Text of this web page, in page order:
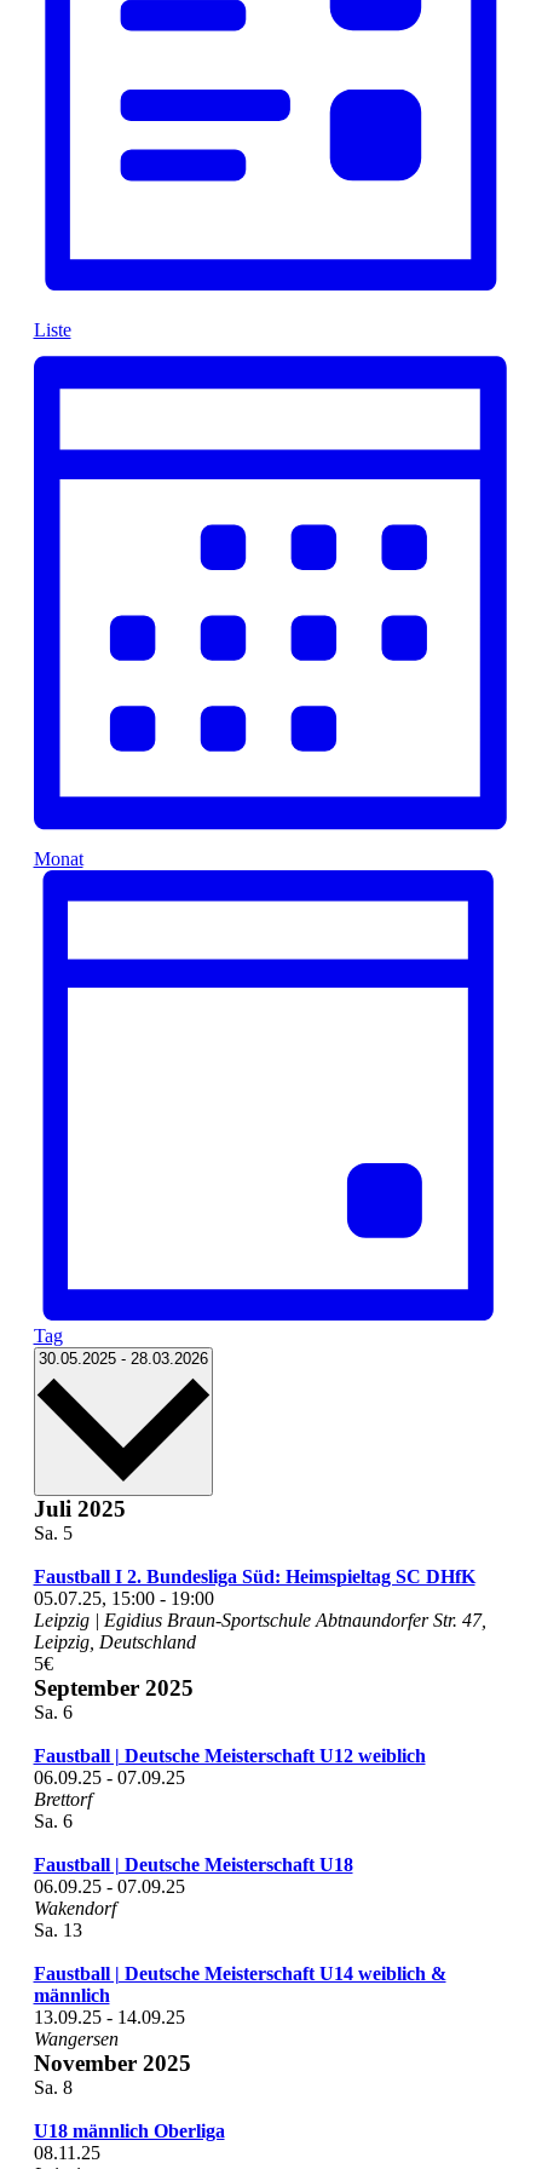
Liste
Monat
Tag
30.05.2025 - 28.03.2026 Datum
Juli 2025
Sa. 5
Faustball I 2. Bundesliga Süd: Heimspieltag SC DHfK
05.07.25, 15:00- 19:00
Leipzig | Egidius Braun-Sportschule Abtnaundorfer Str. 47,
Leipzig, Deutschland
5€
September 2025
Sa. 6
Faustball | Deutsche Meisterschaft U12 weiblich
06.09.25- 07.09.25
Brettorf
Sa. 6
Faustball | Deutsche Meisterschaft U18
06.09.25- 07.09.25
Wakendorf
Sa. 13
Faustball | Deutsche Meisterschaft U14 weiblich &
männlich
13.09.25- 14.09.25
Wangersen
November 2025
Sa. 8
U18 männlich Oberliga
08.11.25